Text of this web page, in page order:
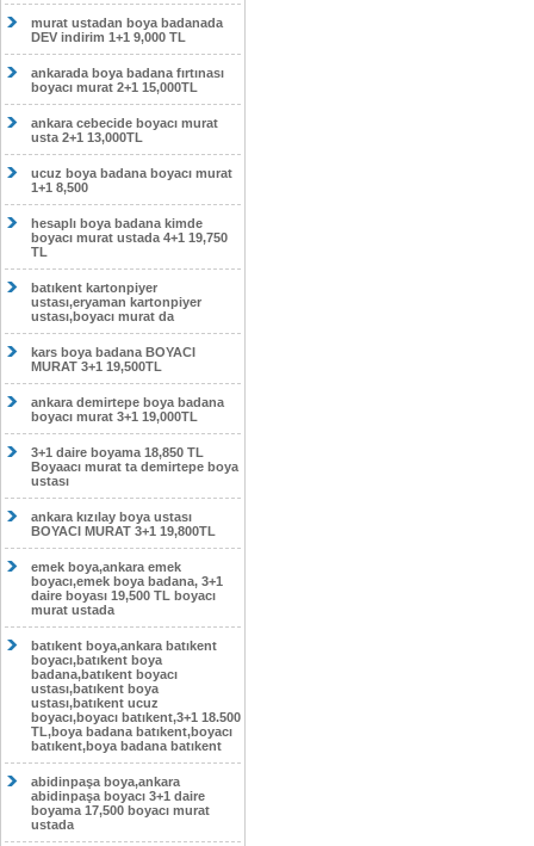
murat ustadan boya badanada
DEV indirim 1+1 9,000 TL
ankarada boya badana fırtınası
boyacı murat 2+1 15,000TL
ankara cebecide boyacı murat
usta 2+1 13,000TL
ucuz boya badana boyacı murat
1+1 8,500
hesaplı boya badana kimde
boyacı murat ustada 4+1 19,750
TL
batıkent kartonpiyer
ustası,eryaman kartonpiyer
ustası,boyacı murat da
kars boya badana BOYACI
MURAT 3+1 19,500TL
ankara demirtepe boya badana
boyacı murat 3+1 19,000TL
3+1 daire boyama 18,850 TL
Boyaacı murat ta demirtepe boya
ustası
ankara kızılay boya ustası
BOYACI MURAT 3+1 19,800TL
emek boya,ankara emek
boyacı,emek boya badana, 3+1
daire boyası 19,500 TL boyacı
murat ustada
batıkent boya,ankara batıkent
boyacı,batıkent boya
badana,batıkent boyacı
ustası,batıkent boya
ustası,batıkent ucuz
boyacı,boyacı batıkent,3+1 18.500
TL,boya badana batıkent,boyacı
batıkent,boya badana batıkent
abidinpaşa boya,ankara
abidinpaşa boyacı 3+1 daire
boyama 17,500 boyacı murat
ustada